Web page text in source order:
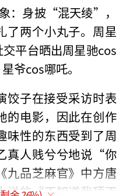
：身披“混天绫”，
两个小丸子。周星
平台晒出周星驰cos
爷cos哪吒。
饺子在接受采访时表
的电影，因此在创作
味性的东西受到了周
真人贱兮兮地说“你
品芝麻官》中方唐
说的“不知道我顶不